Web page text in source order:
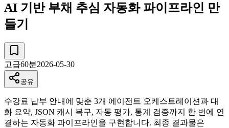
AI 기반 부채 추심 자동화 파이프라인 만
들기
고급60분2026-05-30
공유
수강료 납부 안내에 맞춘 3개 에이전트 오케스트레이션과 대
화 요약, JSON 캐시 복구, 자동 평가, 통계 검증까지 한 번에 연
결하는 자동화 파이프라인을 구현합니다. 최종 결과물은